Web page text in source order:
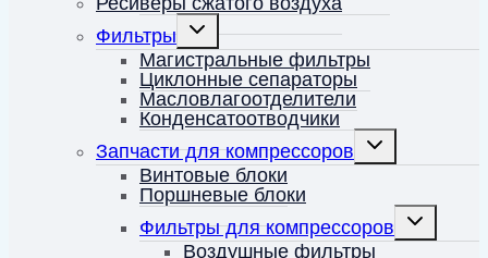
Фильтры
Переключить
дочернее
меню
Магистральные фильтры
Циклонные сепараторы
Масловлагоотделители
Конденсатоотводчики
Запчасти для компрессоров
Переключить
Винтовые блоки
Поршневые блоки
Фильтры для компрессоров
Переключить
Воздушные фильтры